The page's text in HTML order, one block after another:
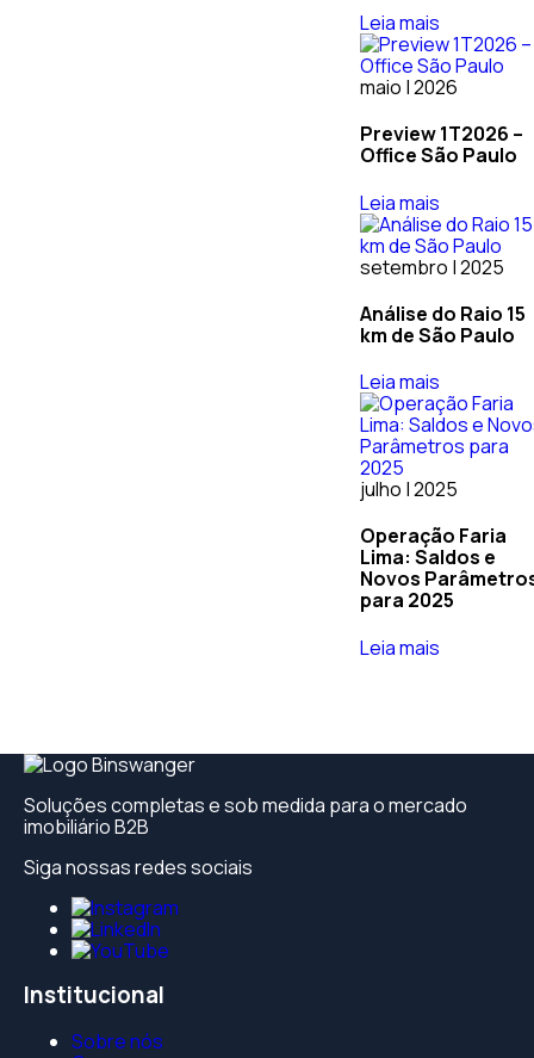
Leia mais
maio | 2026
Preview 1T2026 –
Office São Paulo
Leia mais
setembro | 2025
Análise do Raio 15
km de São Paulo
Leia mais
julho | 2025
Operação Faria
Lima: Saldos e
Novos
para 2025
Leia mais
Soluções completas e sob medida para o mercado
imobiliário B2B
Siga nossas redes sociais
Institucional
Sobre nós